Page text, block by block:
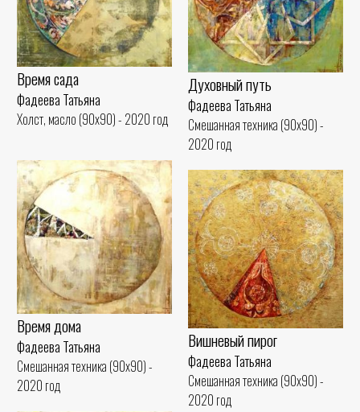
Время сада
Фадеева Татьяна
Холст, масло (90x90) - 2020 год
Духовный путь
Фадеева Татьяна
Смешанная техника (90x90) -
2020 год
Время дома
Фадеева Татьяна
Смешанная техника (90x90) -
2020 год
Вишневый пирог
Фадеева Татьяна
Смешанная техника (90x90) -
2020 год